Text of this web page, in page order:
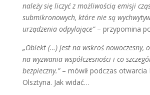
należy się liczyć z możliwością emisji
submikronowych, które nie są
urządzenia odpylające”– przypomina
„Obiekt (…) jest na wskroś nowoczesny,
na wyzwania współczesności i co
bezpieczny.”– mówił podczas otwarcia
Olsztyna. Jak widać…